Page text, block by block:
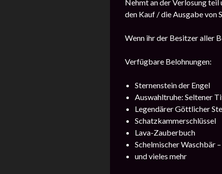
Nehmt an der Verlosung
den Kauf / die Ausgabe von
Wenn ihr der Besitzer aller
Verfügbare Belohnungen:
Sternenstein der Engel
Auswahltruhe: Seltener
Legendärer Göttlicher
Schatzkammerschlüssel
Lava-Zauberbuch
Schelmischer Waschbär
und vieles mehr